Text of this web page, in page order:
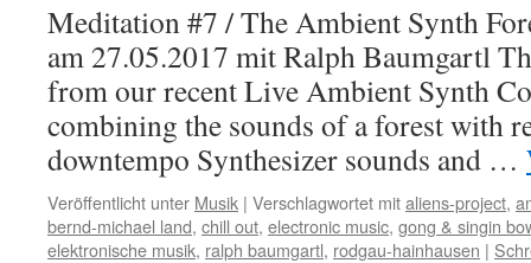
Meditation #7 / The Ambient Synth
am 27.05.2017 mit Ralph Baumgartl
from our recent Live Ambient Synth
combining the sounds of a forest with
downtempo Synthesizer sounds and …
Veröffentlicht unter Musik | Verschlagwortet mitaliens-project,
bernd-michael land, chill out, electronic music, gong & singin
elektronische musik, ralph baumgartl, rodgau-hainhausen |